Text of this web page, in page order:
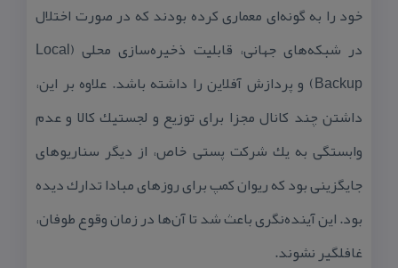
خود را به گونه‌ای معماری كرده بودند كه در صورت اختلال
در شبكه‌های جهانی، قابلیت ذخیره‌سازی محلی (Local
Backup) و پردازش آفلاین را داشته باشد. علاوه بر این،
داشتن چند كانال مجزا برای توزیع و لجستیك كالا و عدم
وابستگی به یك شركت پستی خاص، از دیگر سناریوهای
جایگزینی بود كه ریوان كمپ برای روزهای مبادا تدارك دیده
بود. این آینده‌نگری باعث شد تا آن‌ها در زمان وقوع طوفان،
غافلگیر نشوند.